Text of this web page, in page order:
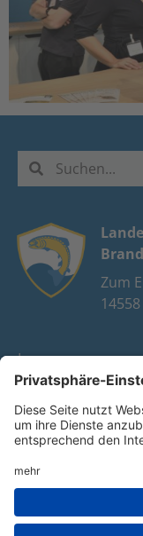
Zum
Impressum
Datenschutz
FAQ